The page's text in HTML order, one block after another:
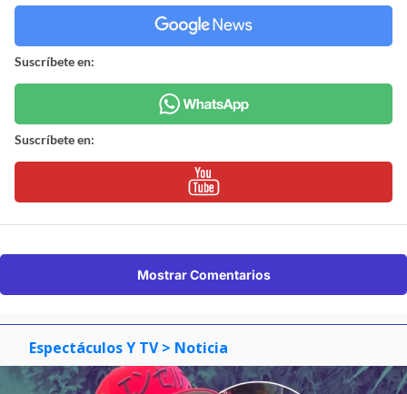
Suscríbete en:
Suscríbete en:
Mostrar Comentarios
Espectáculos Y TV > Noticia